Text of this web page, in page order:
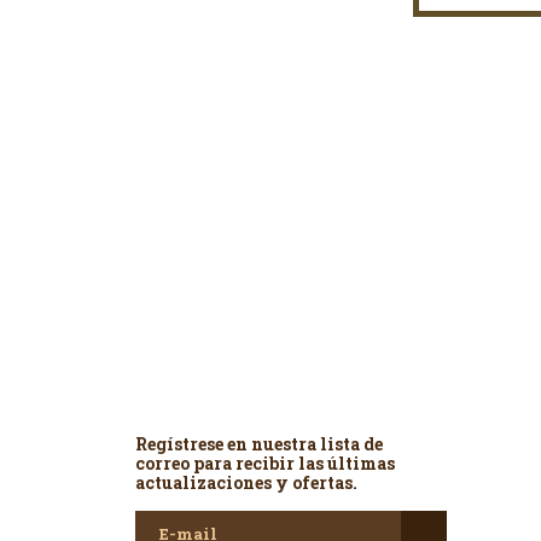
Regístrese en nuestra lista de
correo para recibir las últimas
actualizaciones y ofertas.